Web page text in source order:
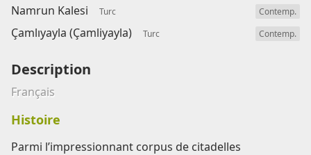
Namrun Kalesi Turc Contemp.
Çamlıyayla (Çamliyayla) Turc Contemp.
Description
Français
Histoire
Parmi l’impressionnant corpus de citadelles